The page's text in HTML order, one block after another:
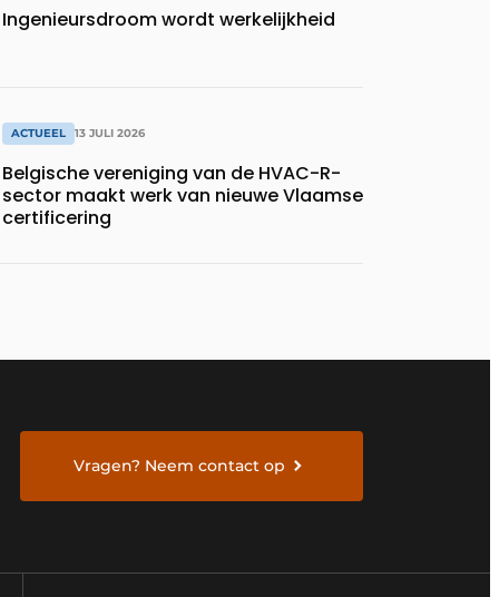
Ingenieursdroom wordt werkelijkheid
ACTUEEL 13 JULI 2026
Belgische vereniging van de HVAC-R-
sector maakt werk van nieuwe Vlaamse
certificering
Vragen? Neem contact op